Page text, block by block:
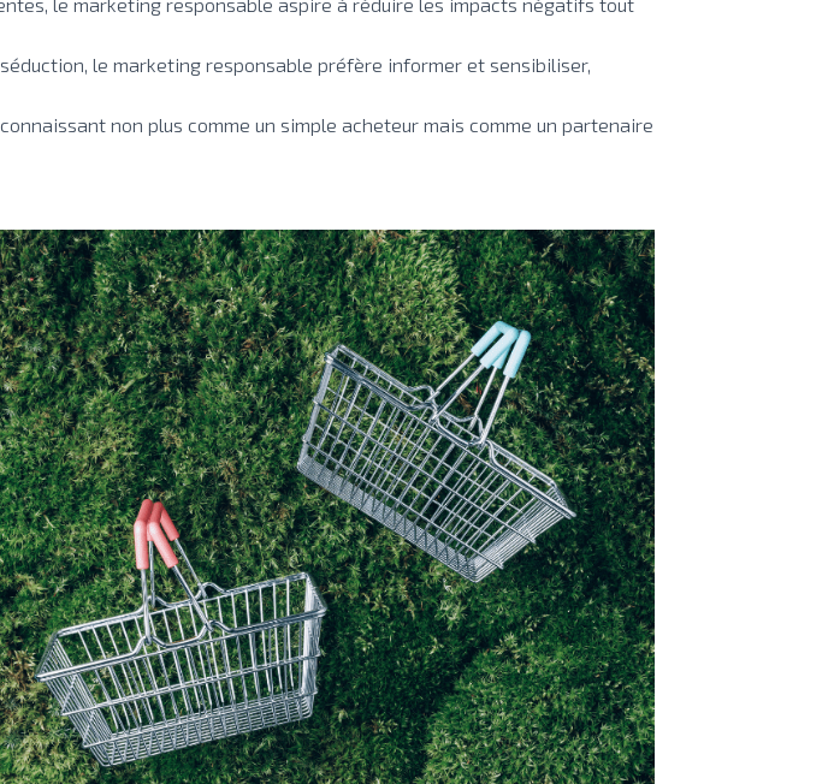
le marketing responsable préfère informer et sensibiliser,
non plus comme un simple acheteur mais comme un partenaire